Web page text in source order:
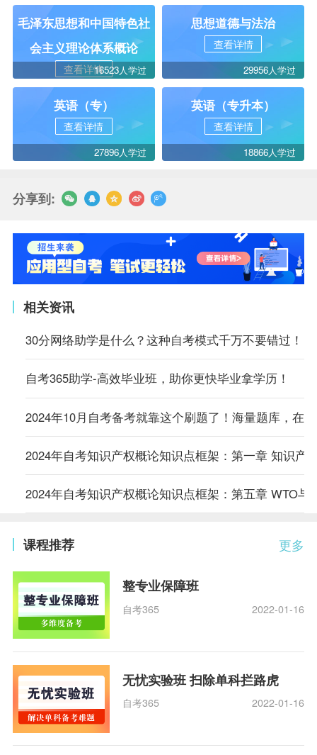
毛泽东思想和中国特色社
会主义理论体系概论
查看详情16523人学过
思想道德与法治
查看详情
29956人学过
英语（专）
查看详情
27896人学过
英语（专升本）
查看详情
18866人学过
分享到:
相关资讯
30分网络助学是什么？这种自考模式千万不要错过！
自考365助学-高效毕业班，助你更快毕业拿学历！
2024年10月自考备考就靠这个刷题了！海量题库，在
2024年自考知识产权概论知识点框架：第一章 知识产
2024年自考知识产权概论知识点框架：第五章 WTO与
更多
课程推荐
整专业保障班
自考365 2022-01-16
无忧实验班 扫除单科拦路虎
自考365 2022-01-16